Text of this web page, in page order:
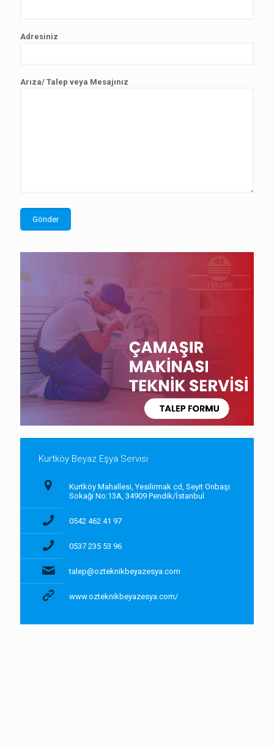
Adresiniz
Arıza/ Talep veya Mesajınız
Kurtköy Beyaz Eşya Servisi
Kurtköy Mahallesi, Yesilirmak cd, Seyit Onbaşi
Sokaği No:13A, 34909 Pendik/İstanbul
0542 462 41 97
0537 235 53 96
talep@ozteknikbeyazesya.com
www.ozteknikbeyazesya.com/